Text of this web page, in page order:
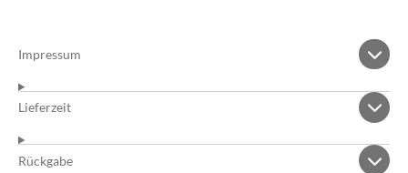
Impressum
Lieferzeit
Rückgabe